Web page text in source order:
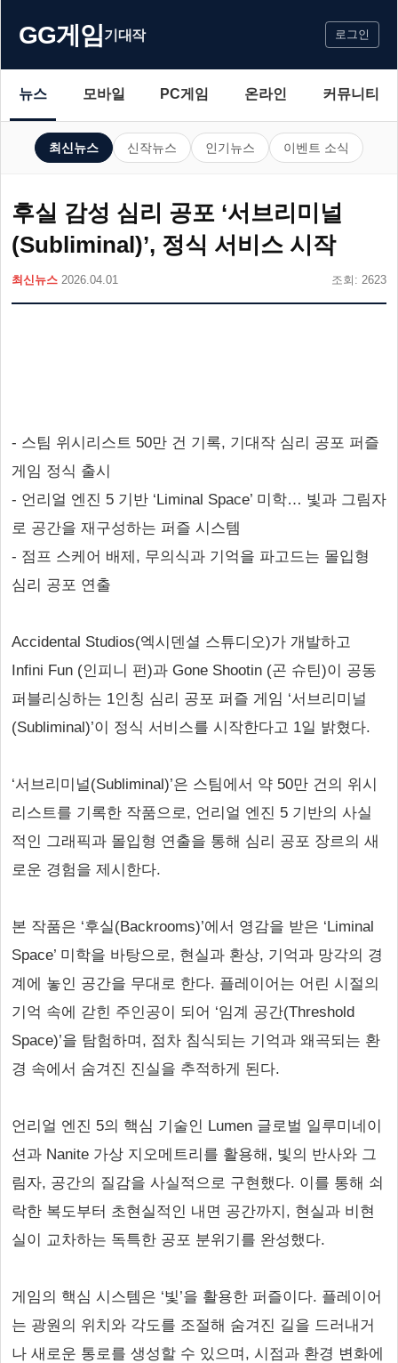
GG게임기대작 로그인
뉴스 모바일 PC게임 온라인 커뮤니티
최신뉴스 신작뉴스 인기뉴스 이벤트 소식
후실 감성 심리 공포 ‘서브리미널
(Subliminal)’, 정식 서비스 시작
최신뉴스 2026.04.01 조회: 2623
- 스팀 위시리스트 50만 건 기록, 기대작 심리 공포 퍼즐
게임 정식 출시
- 언리얼 엔진 5 기반 ‘Liminal Space’ 미학… 빛과 그림자
로 공간을 재구성하는 퍼즐 시스템
- 점프 스케어 배제, 무의식과 기억을 파고드는 몰입형
심리 공포 연출
Accidental Studios(엑시덴셜 스튜디오)가 개발하고
Infini Fun (인피니 펀)과 Gone Shootin (곤 슈틴)이 공동
퍼블리싱하는 1인칭 심리 공포 퍼즐 게임 ‘서브리미널
(Subliminal)’이 정식 서비스를 시작한다고 1일 밝혔다.
‘서브리미널(Subliminal)’은 스팀에서 약 50만 건의 위시
리스트를 기록한 작품으로, 언리얼 엔진 5 기반의 사실
적인 그래픽과 몰입형 연출을 통해 심리 공포 장르의 새
로운 경험을 제시한다.
본 작품은 ‘후실(Backrooms)’에서 영감을 받은 ‘Liminal
Space’ 미학을 바탕으로, 현실과 환상, 기억과 망각의 경
계에 놓인 공간을 무대로 한다. 플레이어는 어린 시절의
기억 속에 갇힌 주인공이 되어 ‘임계 공간(Threshold
Space)’을 탐험하며, 점차 침식되는 기억과 왜곡되는 환
경 속에서 숨겨진 진실을 추적하게 된다.
언리얼 엔진 5의 핵심 기술인 Lumen 글로벌 일루미네이
션과 Nanite 가상 지오메트리를 활용해, 빛의 반사와 그
림자, 공간의 질감을 사실적으로 구현했다. 이를 통해 쇠
락한 복도부터 초현실적인 내면 공간까지, 현실과 비현
실이 교차하는 독특한 공포 분위기를 완성했다.
게임의 핵심 시스템은 ‘빛’을 활용한 퍼즐이다. 플레이어
는 광원의 위치와 각도를 조절해 숨겨진 길을 드러내거
나 새로운 통로를 생성할 수 있으며, 시점과 환경 변화에